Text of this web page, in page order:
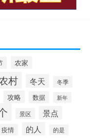
农家
村 冬天 冬季
攻略 数据 新年
景区 景点
疫情 的人 的是